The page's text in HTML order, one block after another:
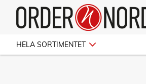
HELA SORTIMENTET